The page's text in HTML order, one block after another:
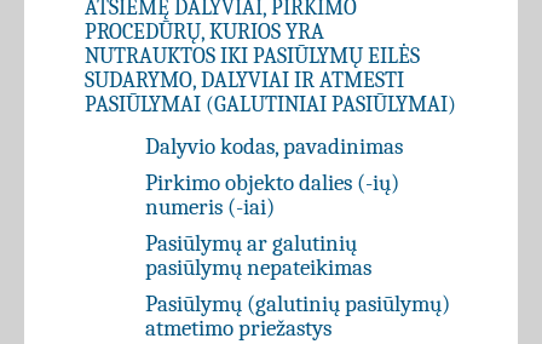
ATSIĖMĘ DALYVIAI, PIRKIMO
PROCEDŪRŲ, KURIOS YRA
NUTRAUKTOS IKI PASIŪLYMŲ EILĖS
SUDARYMO, DALYVIAI IR ATMESTI
PASIŪLYMAI (GALUTINIAI PASIŪLYMAI)
Dalyvio kodas, pavadinimas
Pirkimo objekto dalies (-ių)
numeris (-iai)
Pasiūlymų ar galutinių
pasiūlymų nepateikimas
Pasiūlymų (galutinių pasiūlymų)
atmetimo priežastys